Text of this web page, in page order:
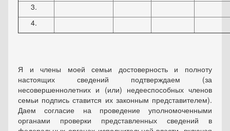
Я и члены моей семьи достоверность и полноту
настоящих сведений подтверждаем (за
несовершеннолетних и (или) недееспособных членов
семьи подпись ставится их законным представителем).
Даем согласие на проведение уполномоченными
органами проверки представленных сведений в